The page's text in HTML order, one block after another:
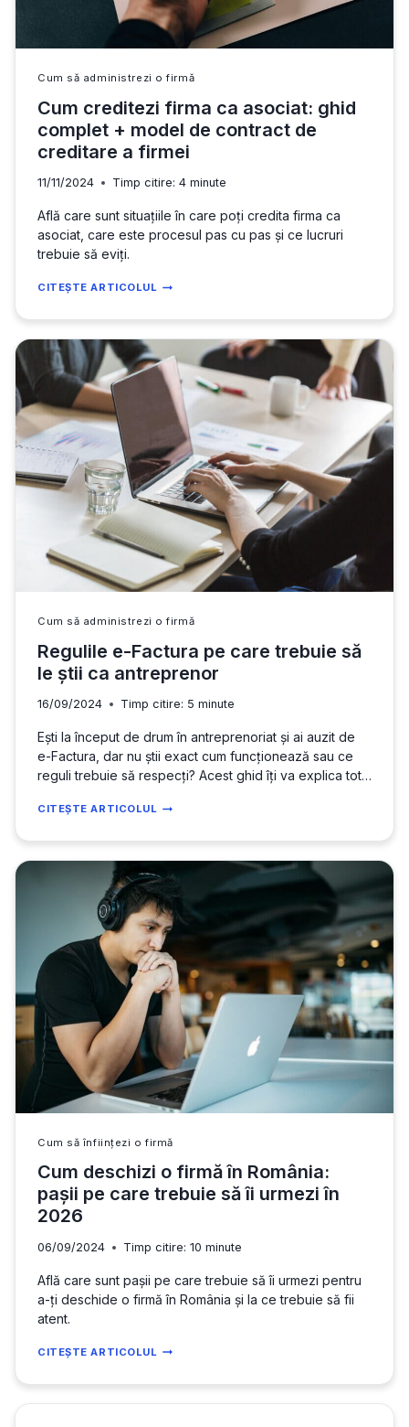
Cum să administrezi o firmă
Cum creditezi firma ca asociat: ghid
complet + model de contract de
creditare a firmei
11/11/2024 Timp citire: 4 minute
Află care sunt situațiile în care poți credita firma ca
asociat, care este procesul pas cu pas și ce lucruri
trebuie să eviți.
CITEȘTE ARTICOLUL CUM
FIRMA
CA
ASOCIAT:
GHID
COMPLET
MODEL
DE
CONTRACT
DE
CREDITARE
A
FIRMEI
Cum să administrezi o firmă
Regulile e-Factura pe care trebuie să
le știi ca antreprenor
16/09/2024 Timp citire: 5 minute
Ești la început de drum în antreprenoriat și ai auzit de
e-Factura, dar nu știi exact cum funcționează sau ce
reguli trebuie să respecți? Acest ghid îți va explica tot
e-Factura și pentru a evita amenzi costisitoare.. Ce este
CITEȘTE ARTICOLUL REGULILE
FACTURA
PE
CARE
TREBUIE
SĂ
LE
ȘTII
CA
ANTREPRENOR
Cum să înființezi o firmă
Cum deschizi o firmă în România:
pașii pe care trebuie să îi urmezi în
2026
06/09/2024 Timp citire: 10 minute
Află care sunt pașii pe care trebuie să îi urmezi pentru
a-ți deschide o firmă în România și la ce trebuie să fii
atent.
CITEȘTE ARTICOLUL CUM
O
FIRMĂ